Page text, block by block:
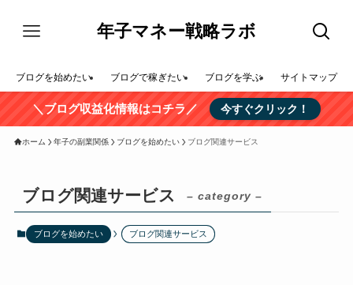
年子マネー戦略ラボ
ブログを始めたい ブログで稼ぎたい ブログを学ぶ サイトマップ
＼ブログ収益化情報はコチラ／ 今すぐクリック！
ホーム 年子の副業関係 ブログを始めたい ブログ関連サービス
ブログ関連サービス – category –
ブログを始めたい ブログ関連サービス